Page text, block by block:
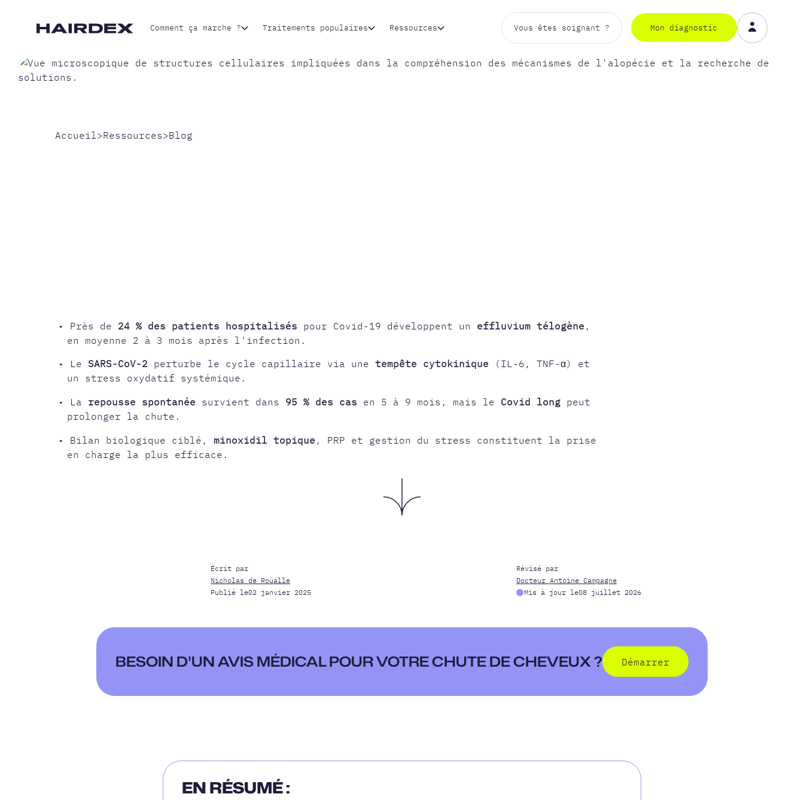
Comment ça marche ? Traitements populaires Ressources Vous êtes soignant ? Mon diagnostic
Mon diagnostic
Accueil >Ressources>Blog
• Près de 24 % des patients hospitalisés pour Covid-19 développent un effluvium télogène ,
en moyenne 2 à 3 mois après l'infection.
• Le SARS-CoV-2 perturbe le cycle capillaire via unetempête cytokinique (IL-6, TNF-α) et
un stress oxydatif systémique.
• La repousse spontanée survient dans 95 % des cas en 5 à 9 mois, mais le Covid long peut
prolonger la chute.
• Bilan biologique ciblé, minoxidil topique , PRP et gestion du stress constituent la prise
en charge la plus efficace.
Écrit par
Nicholas de Roüalle
Publié le02 janvier 2025
Révisé par
Docteur Antoine Campagne
Mis à jour le08 juillet 2026
BESOIN D'UN AVIS MÉDICAL POUR VOTRE CHUTE DE CHEVEUX ?
Démarrer
EN RÉSUMÉ :